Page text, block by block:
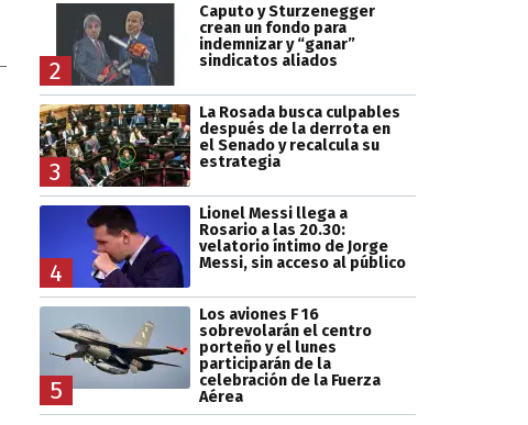
2
Caputo y Sturzenegger
crean un fondo para
indemnizar y “ganar”
sindicatos aliados
3
La Rosada busca culpables
después de la derrota en
el Senado y recalcula su
estrategia
4
Lionel Messi llega a
Rosario a las 20.30:
velatorio íntimo de Jorge
Messi, sin acceso al público
5
Los aviones F 16
sobrevolarán el centro
porteño y el lunes
participarán de la
celebración de la Fuerza
Aérea